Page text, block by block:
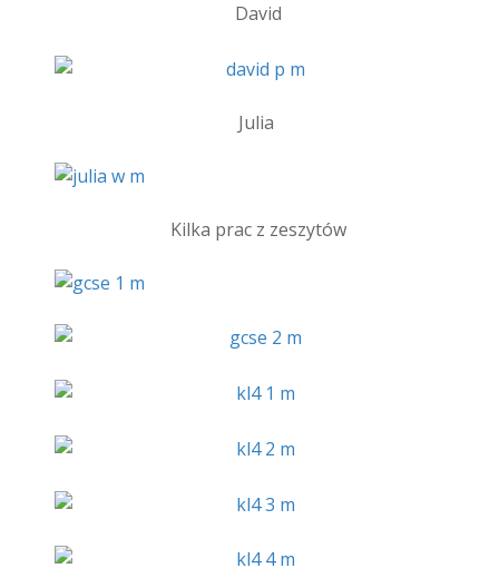
David
Julia
Kilka prac z zeszytów